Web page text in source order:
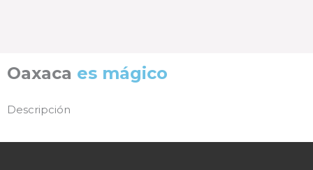
Oaxaca es mágico
Descripción